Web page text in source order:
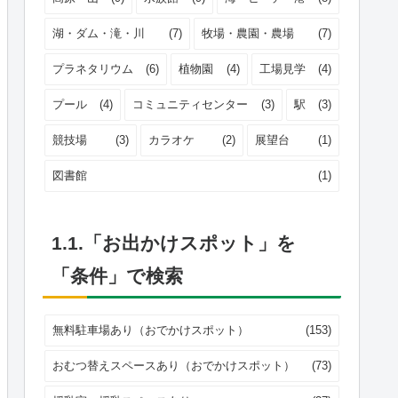
湖・ダム・滝・川 (7) 牧場・農園・農場 (7)
プラネタリウム (6) 植物園 (4) 工場見学 (4)
プール (4) コミュニティセンター (3) 駅 (3)
競技場 (3) カラオケ (2) 展望台 (1)
図書館 (1)
1.1.「お出かけスポット」を
「条件」で検索
無料駐車場あり（おでかけスポット） (153)
おむつ替えスペースあり（おでかけスポット） (73)